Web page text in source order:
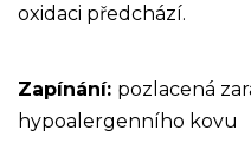
oxidaci předchází.
Zapínání: pozlacená
hypoalergenního kovu